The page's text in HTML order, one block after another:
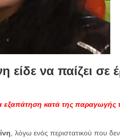
είδε να παίζει
εξαπάτηση κατά της
, λόγω ενός περιστατικού που